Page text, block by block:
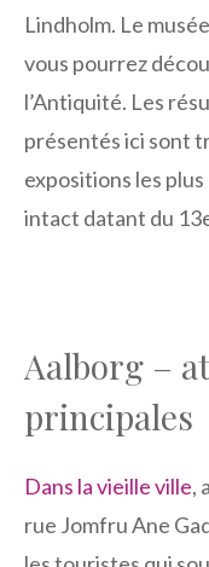
Lindholm. Le
vous pourrez
l’Antiquité. Les
présentés ici sont
expositions les
intact datant du
Aalborg –
principales
Dans la vieille ville,
rue Jomfru Ane